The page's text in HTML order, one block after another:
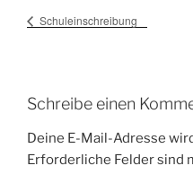
Schuleinschreibung
Schreibe einen
Deine E-Mail-Adresse
Erforderliche Felder sind